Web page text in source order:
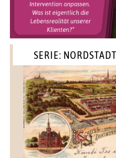
SERIE: